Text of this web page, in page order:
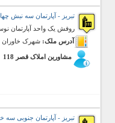
تبریز - آپارتمان سه نبش چهار خواب به
روفش یک واحد آپارتمان نوساز ویژه با
آدرس ملک: شهرک خاوران
مشاورین املاک قصر 118
تبریز - آپارتمان جنوبی سه خواب به متراژ